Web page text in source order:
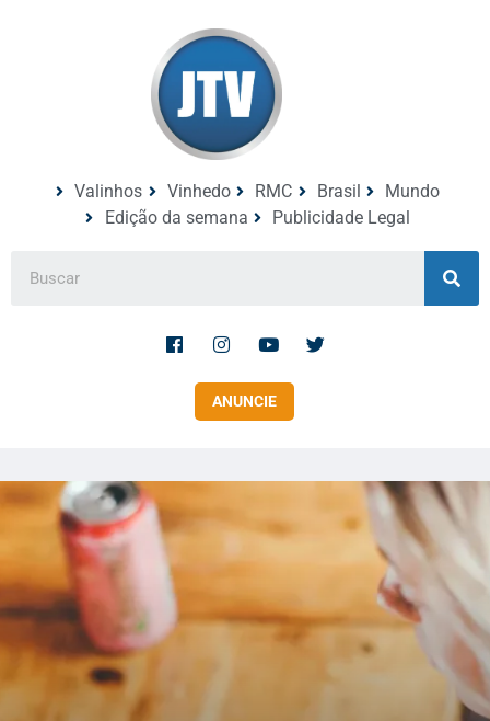
Valinhos Vinhedo RMC Brasil
Mundo
Edição da semana
Publicidade Legal
ANUNCIE